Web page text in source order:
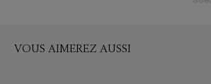
VOUS AIMEREZ AUSSI